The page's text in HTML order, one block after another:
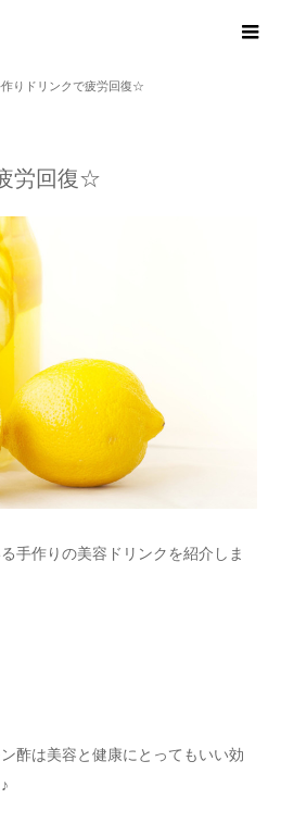
りドリンクで疲労回復☆
労回復☆
手作りの美容ドリンクを紹介しま
酢は美容と健康にとってもいい効